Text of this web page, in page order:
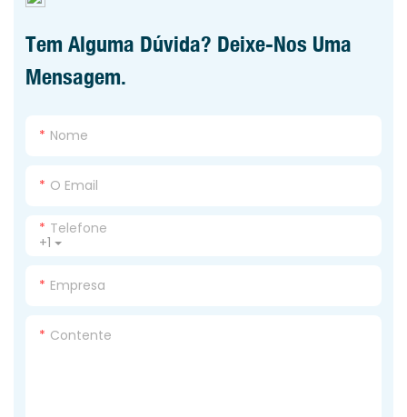
Tem Alguma Dúvida? Deixe-Nos Uma
Mensagem.
Nome
O Email
+1
Telefone
Empresa
Contente